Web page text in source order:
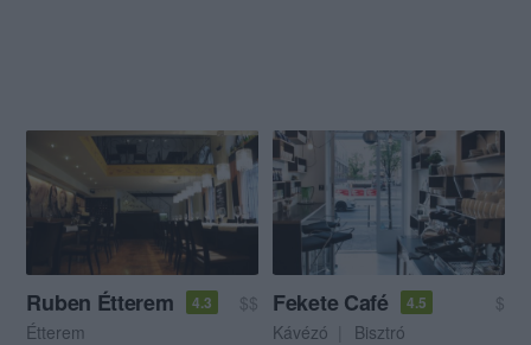
Ruben Étterem 4.3
$$
Étterem
Fekete Café 4.5
$
Kávézó
Bisztró